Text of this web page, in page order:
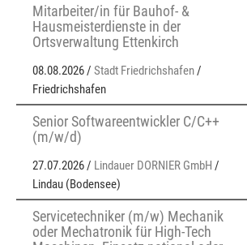
Mitarbeiter/in für Bauhof- &
Hausmeisterdienste in der
Ortsverwaltung Ettenkirch
08.08.2026 / Stadt Friedrichshafen/
Friedrichshafen
Senior Softwareentwickler C/C++
(m/w/d)
27.07.2026 / Lindauer DORNIER GmbH /
Lindau (Bodensee)
Servicetechniker (m/w) Mechanik
oder Mechatronik für High-Tech